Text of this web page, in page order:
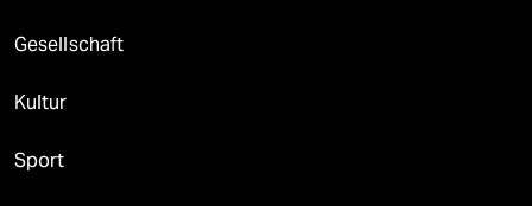
Gesellschaft
Kultur
Sport